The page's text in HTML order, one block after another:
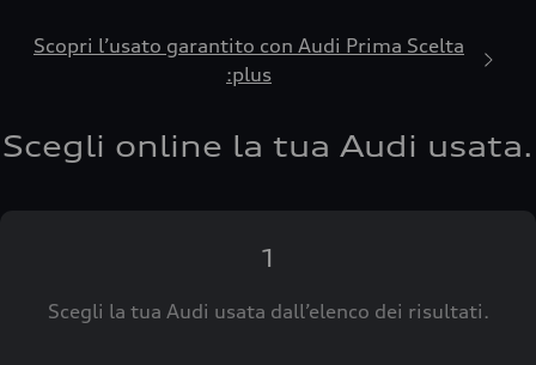
Scopri l’usato garantito con Audi Prima Scelta
:plus
Scegli online la tua Audi usata.
1
Scegli la tua Audi usata dall’elenco dei risultati.